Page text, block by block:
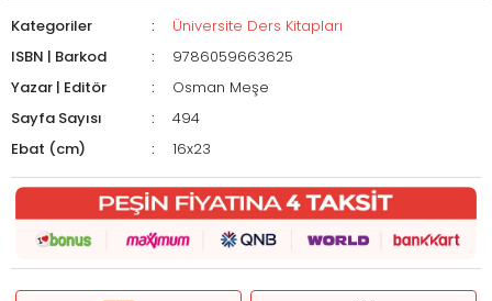
Kategoriler
Üniversite Ders Kitapları
ISBN | Barkod
9786059663625
Yazar | Editör
Osman Meşe
Sayfa Sayısı
494
Ebat (cm)
16x23